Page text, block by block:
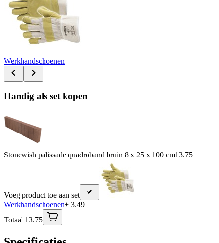
Werkhandschoenen
Handig als set kopen
Stonewish palissade quadroband bruin 8 x 25 x 100 cm13.75
Voeg product toe aan set
Werkhandschoenen+ 3.49
Totaal 13.75